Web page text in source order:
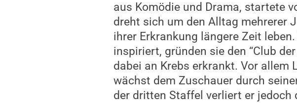
aus Komödie und Drama, startete
dreht sich um den Alltag mehrerer
ihrer Erkrankung längere Zeit
inspiriert, gründen sie den “Club
dabei an Krebs erkrankt. Vor allem
wächst dem Zuschauer durch
der dritten Staffel verliert er jedoch